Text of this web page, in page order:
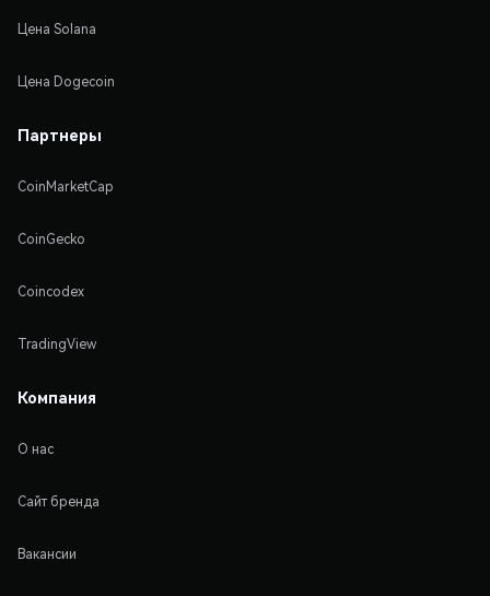
Цена Solana
Цена Dogecoin
Партнеры
CoinMarketCap
CoinGecko
Coincodex
TradingView
Компания
О нас
Сайт бренда
Вакансии